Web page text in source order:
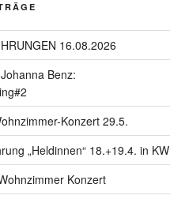
16.08.2026
Benz:
Konzert 29.5.
„Heldinnen“ 18.+19.4. in KW
Konzert